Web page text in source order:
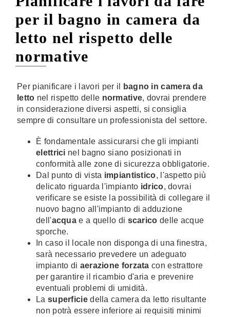
per il bagno in camera da
letto nel rispetto delle
normative
Per pianificare i lavori per il
bagno in camera da
letto nel rispetto delle normative, dovrai prendere
in considerazione diversi aspetti, si consiglia
sempre di consultare un professionista del settore.
È fondamentale assicurarsi che gli impianti
elettrici nel bagno siano posizionati in
conformità alle zone di sicurezza obbligatorie.
Dal punto di vista impiantistico, l'aspetto più
delicato riguarda l'impianto idrico, dovrai
verificare se esiste la possibilità di collegare il
nuovo bagno all'impianto di adduzione
dell'acqua e a quello di scarico delle acque
sporche.
In caso il locale non disponga di una finestra,
sarà necessario prevedere un adeguato
impianto di aerazione forzata con estrattore
per garantire il ricambio d'aria e prevenire
eventuali problemi di umidità.
La superficiedella camera da letto risultante
non potrà essere inferiore ai requisiti minimi